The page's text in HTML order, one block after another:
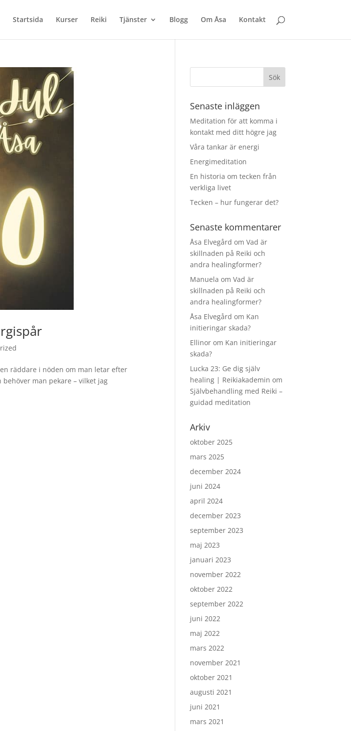
Startsida Kurser Reiki Tjänster Blogg Om Åsa Kontakt
räddare i nöden om man letar efter
man pekare – vilket jag
Senaste inläggen
Meditation för att komma i
kontakt med ditt högre jag
Våra tankar är energi
Energimeditation
En historia om tecken från
verkliga livet
Tecken – hur fungerar det?
Senaste kommentarer
Åsa Elvegård omVad är
skillnaden på Reiki och
andra healingformer?
Manuela omVad är
skillnaden på Reiki och
andra healingformer?
Åsa Elvegård om Kan
initieringar skada?
Ellinor om Kan initieringar
skada?
Lucka 23: Ge dig själv
healing | Reikiakademin om
Självbehandling med Reiki –
guidad meditation
Arkiv
oktober 2025
mars 2025
december 2024
juni 2024
april 2024
december 2023
september 2023
maj 2023
januari 2023
november 2022
oktober 2022
september 2022
juni 2022
maj 2022
mars 2022
november 2021
oktober 2021
augusti 2021
juni 2021
mars 2021